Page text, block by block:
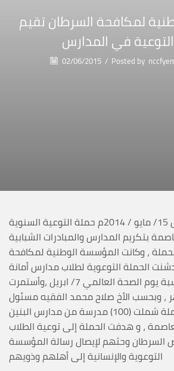
لمكافحة السرطان تقيم
في المدارس
02/06/2015 / Posted by
أختتمت يوم الخميس 15/ مايو / 2014م حملة التوعية السنوية
بتكريم المدارس والمبادرات الشبابية
، وكانت المؤسسة الوطنية لمكافحة
الحملة التوعوية لطلاب مدارس أمانة
العاصمة بمناسبة يوم الصحة العالمي 7/ ابريل ،وأستمرت
، وبحسب الأخ صلاح محمد الفقيه مسئول
الحملة ، فإن الحملة شملت (100) مدرسة من مدارس البنين
، و هدفت الحملة إلى توعية الطلاب
السرطان وحثهم لإيصال رسالة المؤسسة
التوعوية والإنسانية إلى أهلهم وذويهم